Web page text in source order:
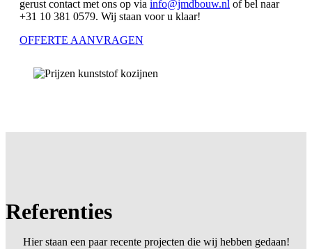
gerust contact met ons op via info@jmdbouw.nl of bel naar
+31 10 381 0579. Wij staan voor u klaar!
OFFERTE AANVRAGEN
Referenties
Hier staan een paar recente projecten die wij hebben gedaan!